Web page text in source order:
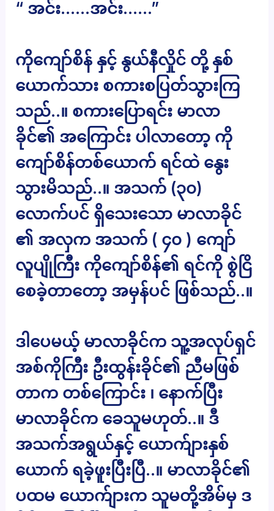
“ အင်း……အင်း……”
ကိုကျော်စိန် နှင့် နွယ်နီလှိုင် တို့ နှစ်
ယောက်သား စကားစပြတ်သွားကြ
သည်..။ စကားပြောရင်း မာလာ
ခိုင်၏ အကြောင်း ပါလာတော့ ကို
ကျော်စိန်တစ်ယောက် ရင်ထဲ နွေး
သွားမိသည်..။ အသက် (၃၀)
လောက်ပင် ရှိသေးသော မာလာခိုင်
၏ အလှက အသက် ( ၄၀ ) ကျော်
လူပျိုကြီး ကိုကျော်စိန်၏ ရင်ကို စွဲငြိ
စေခဲ့တာတော့ အမှန်ပင် ဖြစ်သည်..။
ဒါပေမယ့် မာလာခိုင်က သူ့အလုပ်ရှင်
အစ်ကိုကြီး ဦးထွန်းခိုင်၏ ညီမဖြစ်
တာက တစ်ကြောင်း ၊ နောက်ပြီး
မာလာခိုင်က ခေသူမဟုတ်..။ ဒီ
အသက်အရွယ်နှင့် ယောက်ျားနှစ်
ယောက် ရခဲ့ဖူးပြီးပြီ..။ မာလာခိုင်၏
ပထမ ယောက်ျားက သူမတို့အိမ်မှ ဒ